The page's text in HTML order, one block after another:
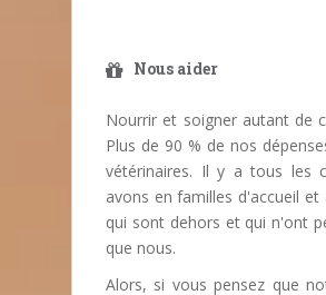
Nous aider
Nourrir et soigner autant de
Plus de 90 % de nos
vétérinaires. Il y a tous les
avons en familles d'accueil et
qui sont dehors et qui n'ont
que nous.
Alors, si vous pensez que